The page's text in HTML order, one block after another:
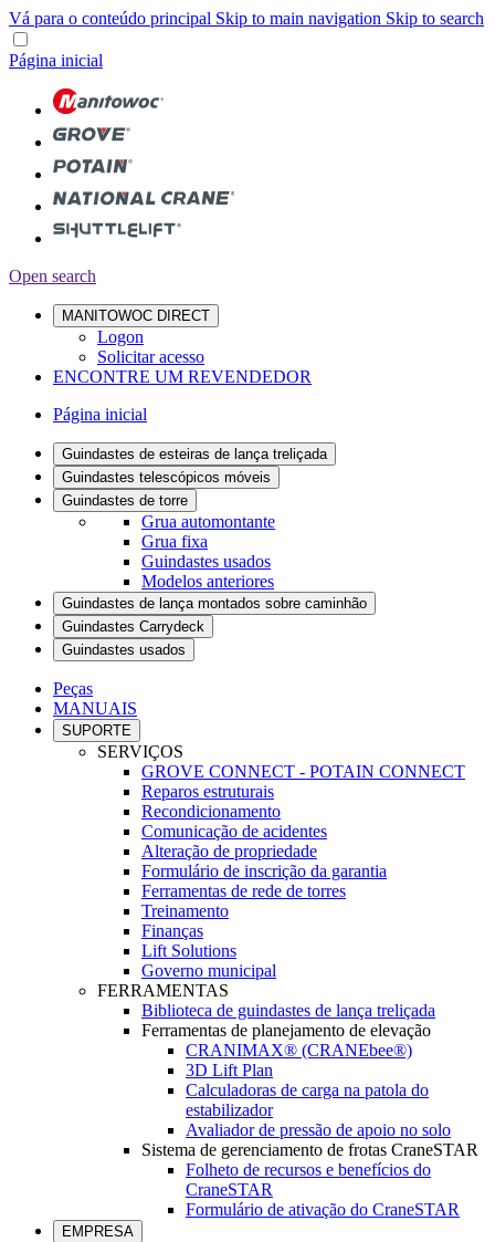
Vá para o conteúdo principal Skip to main navigation Skip to search
Página inicial
Open search
MANITOWOC DIRECT
Logon
Solicitar acesso
ENCONTRE UM REVENDEDOR
Página inicial
Guindastes de esteiras de lança treliçada
Guindastes telescópicos móveis
Guindastes de torre
Grua automontante
Grua fixa
Guindastes usados
Modelos anteriores
Guindastes de lança montados sobre caminhão
Guindastes Carrydeck
Guindastes usados
Peças
MANUAIS
SUPORTE
SERVIÇOS
GROVE CONNECT - POTAIN CONNECT
Reparos estruturais
Recondicionamento
Comunicação de acidentes
Alteração de propriedade
Formulário de inscrição da garantia
Ferramentas de rede de torres
Treinamento
Finanças
Lift Solutions
Governo municipal
FERRAMENTAS
Biblioteca de guindastes de lança treliçada
Ferramentas de planejamento de elevação
CRANIMAX® (CRANEbee®)
3D Lift Plan
Calculadoras de carga na patola do
estabilizador
Avaliador de pressão de apoio no solo
Sistema de gerenciamento de frotas CraneSTAR
Folheto de recursos e benefícios do
CraneSTAR
Formulário de ativação do CraneSTAR
EMPRESA